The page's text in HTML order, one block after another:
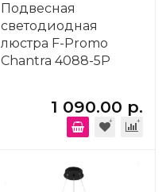
Подвесная
светодиодная
люстра F-Promo
Chantra 4088-5P
1 090.00 р.